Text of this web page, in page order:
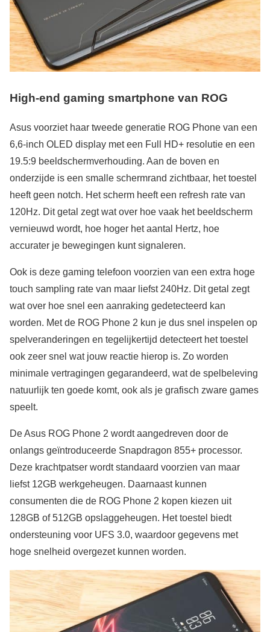
High-end gaming smartphone van ROG
Asus voorziet haar tweede generatie ROG Phone van een
6,6-inch OLED display met een Full HD+ resolutie en een
19.5:9 beeldschermverhouding. Aan de boven en
onderzijde is een smalle schermrand zichtbaar, het toestel
heeft geen notch. Het scherm heeft een refresh rate van
120Hz. Dit getal zegt wat over hoe vaak het beeldscherm
vernieuwd wordt, hoe hoger het aantal Hertz, hoe
accurater je bewegingen kunt signaleren.
Ook is deze gaming telefoon voorzien van een extra hoge
touch sampling rate van maar liefst 240Hz. Dit getal zegt
wat over hoe snel een aanraking gedetecteerd kan
worden. Met de ROG Phone 2 kun je dus snel inspelen op
spelveranderingen en tegelijkertijd detecteert het toestel
ook zeer snel wat jouw reactie hierop is. Zo worden
minimale vertragingen gegarandeerd, wat de spelbeleving
natuurlijk ten goede komt, ook als je grafisch zware games
speelt.
De Asus ROG Phone 2 wordt aangedreven door de
onlangs geïntroduceerde Snapdragon 855+ processor.
Deze krachtpatser wordt standaard voorzien van maar
liefst 12GB werkgeheugen. Daarnaast kunnen
consumenten die de ROG Phone 2 kopen kiezen uit
128GB of 512GB opslaggeheugen. Het toestel biedt
ondersteuning voor UFS 3.0, waardoor gegevens met
hoge snelheid overgezet kunnen worden.